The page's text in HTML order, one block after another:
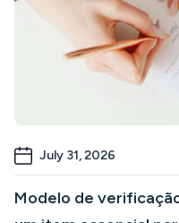
July 31, 2026
Modelo de